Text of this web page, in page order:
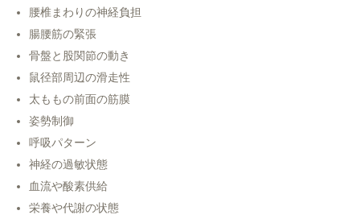
腰椎まわりの神経負担
腸腰筋の緊張
骨盤と股関節の動き
鼠径部周辺の滑走性
太ももの前面の筋膜
姿勢制御
呼吸パターン
神経の過敏状態
血流や酸素供給
栄養や代謝の状態